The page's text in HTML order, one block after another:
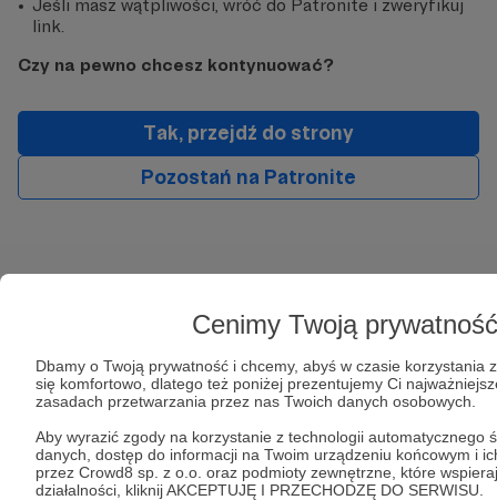
Cenimy Twoją prywatność
Dbamy o Twoją prywatność i chcemy, abyś w czasie korzystania z
się komfortowo, dlatego też poniżej prezentujemy Ci
zasadach przetwarzania przez nas Twoich danych osobowych.
Aby wyrazić zgody na korzystanie z technologii automatycznego
danych, dostęp do informacji na Twoim urządzeniu końcowym i
przez Crowd8 sp. z o.o. oraz podmioty zewnętrzne, które
działalności, kliknij AKCEPTUJĘ I PRZECHODZĘ DO SERWISU.
Jeśli masz wątpliwości, wróć do Patronite i zweryfikuj
link.
Czy na pewno chcesz kontynuować?
Tak, przejdź do strony
Pozostań na Patronite
Kategorie
Dodatkowe produkty
Pomoc
RegulaminPolityka prywatnościPatronite Commons
Warunki korzystania z serwisu